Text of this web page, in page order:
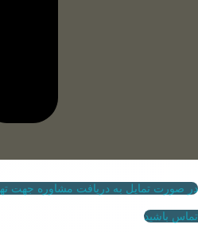
در صورت تمایل به دریافت مشاوره جهت
تماس باشید